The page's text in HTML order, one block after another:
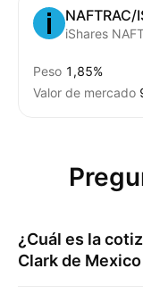
NAFTRAC/
iShares
Peso 1,85%
Valor de mercado
¿Cuál es la
Clark de